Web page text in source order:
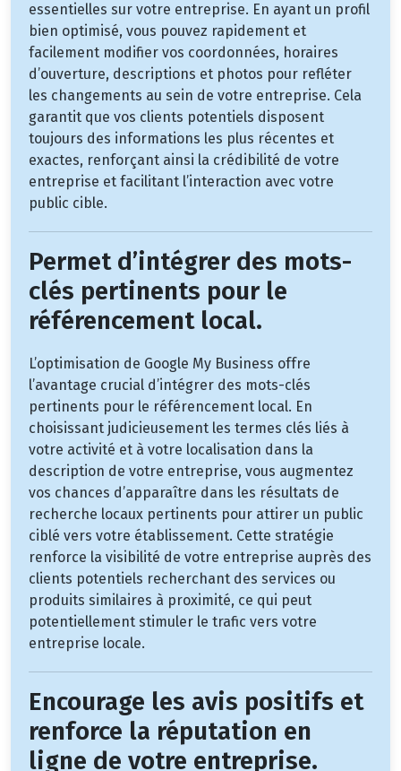
essentielles sur votre entreprise. En ayant un profil
bien optimisé, vous pouvez rapidement et
facilement modifier vos coordonnées, horaires
d’ouverture, descriptions et photos pour refléter
les changements au sein de votre entreprise. Cela
garantit que vos clients potentiels disposent
toujours des informations les plus récentes et
exactes, renforçant ainsi la crédibilité de votre
entreprise et facilitant l’interaction avec votre
public cible.
Permet d’intégrer des mots-
clés pertinents pour le
référencement local.
L’optimisation de Google My Business offre
l’avantage crucial d’intégrer des mots-clés
pertinents pour le référencement local. En
choisissant judicieusement les termes clés liés à
votre activité et à votre localisation dans la
description de votre entreprise, vous augmentez
vos chances d’apparaître dans les résultats de
recherche locaux pertinents pour attirer un public
ciblé vers votre établissement. Cette stratégie
renforce la visibilité de votre entreprise auprès des
clients potentiels recherchant des services ou
produits similaires à proximité, ce qui peut
potentiellement stimuler le trafic vers votre
entreprise locale.
Encourage les avis positifs et
renforce la réputation en
ligne de votre entreprise.